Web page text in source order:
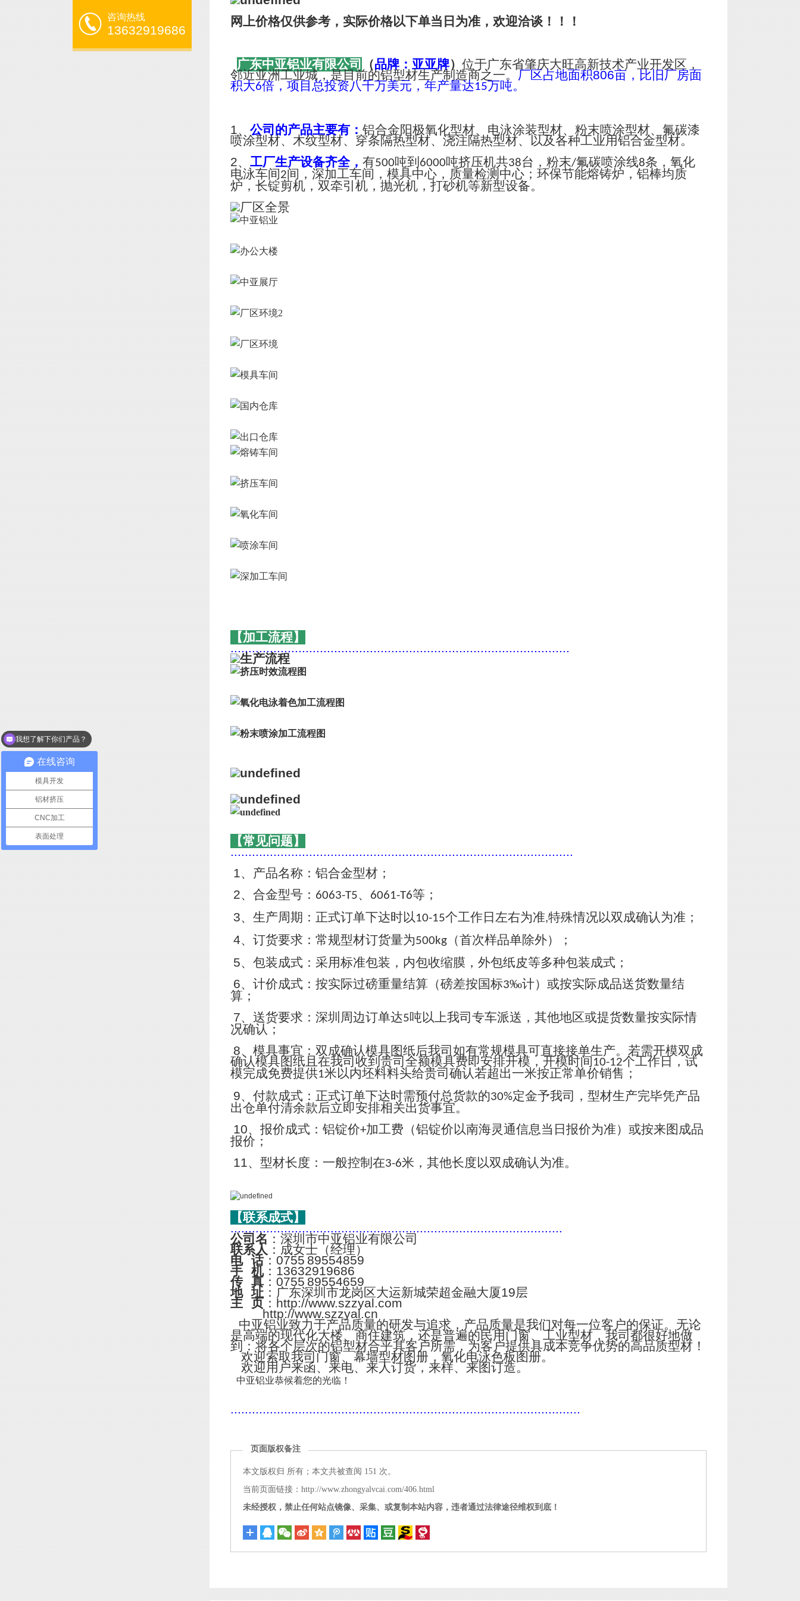
咨询热线
13632919686
网上价格仅供参考，实际价格以下单当日为准，欢迎洽谈！！！
广东中亚铝业有限公司 （品牌：亚亚牌） 位于广东省肇庆大旺高新技术产业开发区，
邻近亚洲工业城，是目前的铝型材生产制造商之一。厂区占地面积806亩，比旧厂房面
积大6倍，项目总投资八千万美元，年产量达15万吨。
1、 公司的产品主要有： 铝合金阳极氧化型材、电泳涂装型材、粉末喷涂型材、氟碳漆
喷涂型材、木纹型材、穿条隔热型材、浇注隔热型材、以及各种工业用铝合金型材。
2、 工厂生产设备齐全， 有500吨到 6000吨挤压机共38台，粉末/氟碳喷涂线8条，氧化
电泳车间2间，深加工车间，模具中心，质量检测中心；环保节能熔铸炉，铝棒均质
炉，长锭剪机，双牵引机，抛光机，打砂机等新型设备。
【加工流程】
...............................................................................................
【常见问题】
................................................................................................
1、产品名称：铝合金型材；
2、合金型号： 6063-T5、 6061-T6等；
3、生产周期：正式订单下达时以10-15个工作日左右为准,特殊情况以双成确认为准；
4、订货要求：常规型材订货量为500kg（首次样品单除外）；
5、包装成式：采用标准包装，内包收缩膜，外包纸皮等多种包装成式；
6、计价成式：按实际过磅重量结算（磅差按国标3‰计）或按实际成品送货数量结
算；
7、送货要求：深圳周边订单达5吨以上我司专车派送，其他地区或提货数量按实际情
况确认；
8、模具事宜：双成确认模具图纸后我司如有常规模具可直接接单生产。若需开模双成
确认模具图纸且在我司收到贵司全额模具费即安排开模，开模时间10-12个工作日，试
模完成免费提供1米以内坯料料头给贵司确认若超出一米按正常单价销售；
9、付款成式：正式订单下达时需预付总货款的30%定金予我司，型材生产完毕凭产品
出仓单付清余款后立即安排相关出货事宜。
10、报价成式：铝锭价+加工费（铝锭价以南海灵通信息当日报价为准）或按来图成品
报价；
11、型材长度：一般控制在3-6米，其他长度以双成确认为准。
【联系成式】
.............................................................................................
公司名 ：深圳市中亚铝业有限公司
联系人 ：成女士（经理）
电 话：0755 89554859
手 机：13632919686
传 真：0755 89554659
地 址：广东深圳市龙岗区大运新城荣超金融大厦19层
主 页：http://www.szzyal.com
http://www.szzyal.cn
中亚铝业致力于产品质量的研发与追求，产品质量是我们对每一位客户的保证。无论
是高端的现代化大楼、商住建筑，还是普遍的民用门窗、工业型材，我司都很好地做
到：将各个层次的铝型材合乎其客户所需，为客户提供具成本竞争优势的高品质型材！
欢迎索取我司门窗、幕墙型材图册，氧化电泳色板图册。
欢迎用户来函、来电、来人订货，来样、来图订造。
中亚铝业恭候着您的光临！
..................................................................................................
页面版权备注
本文版权归 所有；本文共被查阅 151 次。
当前页面链接：http://www.zhongyalvcai.com/406.html
未经授权，禁止任何站点镜像、采集、或复制本站内容，违者通过法律途径维权到底！
在线咨询
模具开发
铝材挤压
CNC加工
表面处理
我想了解下你们产品？
你们可以做表面处理吗